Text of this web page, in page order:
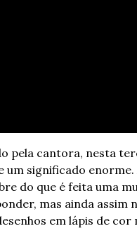
pela cantora, nesta
um significado enorme.
do que é feita uma
mas ainda assim
em lápis de cor